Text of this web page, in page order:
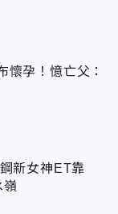
懷孕！憶亡父：
新女神ET靠
嶺